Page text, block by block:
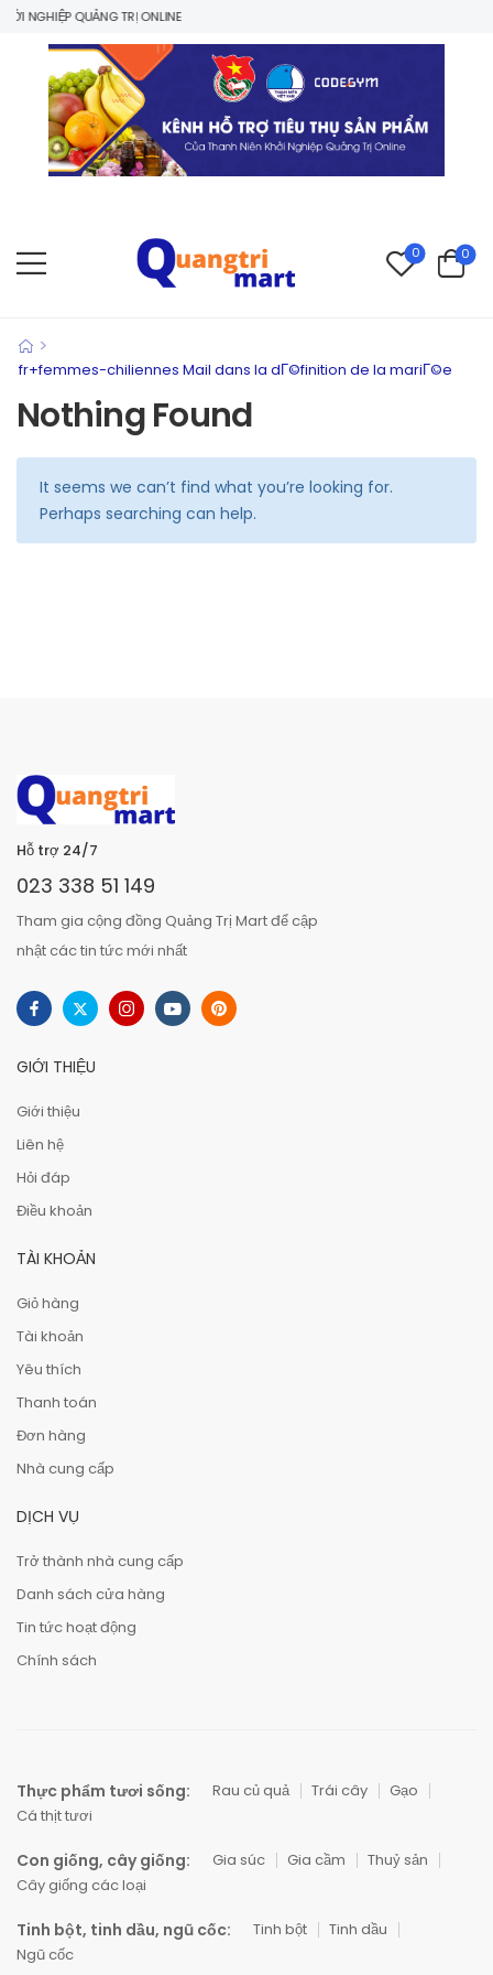
NGHIỆP QUẢNG TRỊ ONLINE
0 0
>
fr+femmes-chiliennes Mail dans la dГ©finition de la mariГ©e
Nothing Found
It seems we can’t find what you’re looking for.
Perhaps searching can help.
Hỗ trợ 24/7
023 338 51 149
Tham gia cộng đồng Quảng Trị Mart để cập
nhật các tin tức mới nhất
GIỚI THIỆU
Giới thiệu
Liên hệ
Hỏi đáp
Điều khoản
TÀI KHOẢN
Giỏ hàng
Tài khoản
Yêu thích
Thanh toán
Đơn hàng
Nhà cung cấp
DỊCH VỤ
Trở thành nhà cung cấp
Danh sách cửa hàng
Tin tức hoạt động
Chính sách
Thực phẩm tươi sống: Rau củ quả Trái cây
Gạo
Cá thịt tươi
Con giống, cây giống: Gia súc Gia cầm
Thuỷ sản
Cây giống các loại
Tinh bột, tinh dầu, ngũ cốc: Tinh bột
Tinh dầu
Ngũ cốc